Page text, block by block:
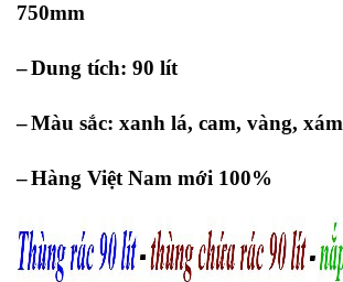
750mm
–Dung tích: 90 lít
–Màu sắc: xanh lá, cam, vàng, xám
–Hàng Việt Nam mới 100%